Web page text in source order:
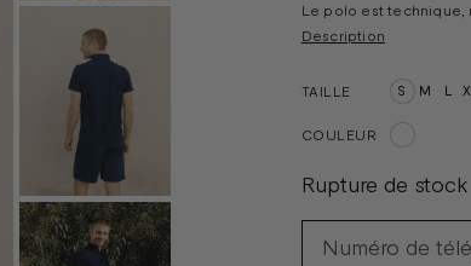
Le polo est technique,
Description
TAILLE S M L
COULEUR
Rupture de stock